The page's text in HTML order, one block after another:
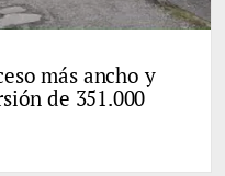
más ancho y
de 351.000